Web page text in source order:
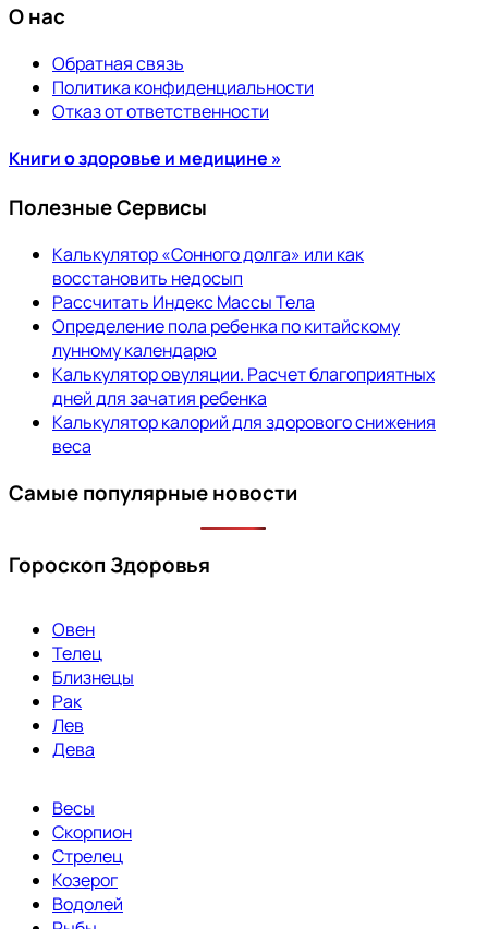
О нас
Обратная связь
Политика конфиденциальности
Отказ от ответственности
Книги о здоровье и медицине »
Полезные Сервисы
Калькулятор «Сонного долга» или как
восстановить недосып
Рассчитать Индекс Массы Тела
Определение пола ребенка по китайскому
лунному календарю
Калькулятор овуляции. Расчет благоприятных
дней для зачатия ребенка
Калькулятор калорий для здорового снижения
веса
Самые популярные новости
Гороскоп Здоровья
Овен
Телец
Близнецы
Рак
Лев
Дева
Весы
Скорпион
Стрелец
Козерог
Водолей